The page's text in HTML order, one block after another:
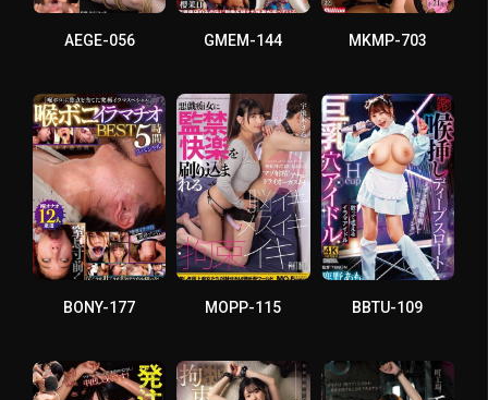
AEGE-056 GMEM-144 MKMP-703
BONY-177 MOPP-115 BBTU-109